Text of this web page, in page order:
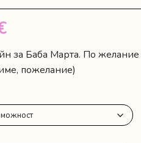
за Баба Марта. По желание
пожелание)